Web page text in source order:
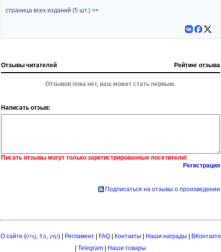
страница всех изданий (5 шт.) >>
Отзывы читателей Рейтинг отзыва
Отзывов пока нет, ваш может стать первым.
Написать отзыв:
Писать отзывы могут только зарегистрированные посетители!
Регистрация
Подписаться на отзывы о произведении
О сайте (eng fra укр) | Регламент| FAQ| Контакты | Наши награды | ВКонтакте
| Telegram | Наши товары